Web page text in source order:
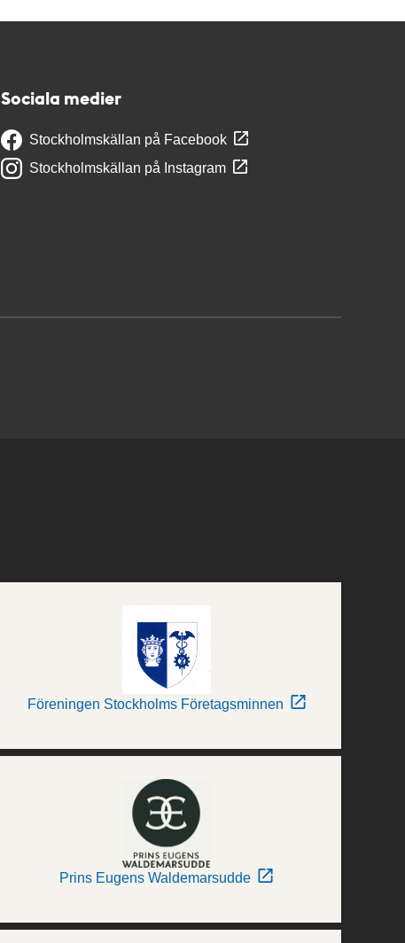
Sociala medier
Stockholmskällan på Facebook
Stockholmskällan på Instagram
Föreningen Stockholms Företagsminnen
Prins Eugens Waldemarsudde